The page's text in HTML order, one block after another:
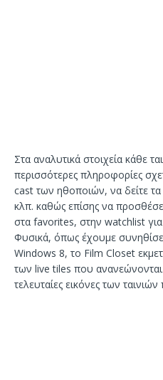
Στα αναλυτικά στοιχεία κάθε
περισσότερες πληροφορίες
cast των ηθοποιών, να δείτε τα
κλπ. καθώς επίσης να
στα favorites, στην watchlist
Φυσικά, όπως έχουμε
Windows 8, το Film Closet
των live tiles που ανανεώνονται
τελευταίες εικόνες των